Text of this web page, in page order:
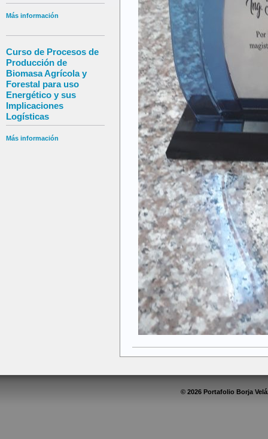
Más información
Curso de Procesos de
Producción de
Biomasa Agrícola y
Forestal para uso
Energético y sus
Implicaciones
Logísticas
Más información
© 2026 Portafolio Borja